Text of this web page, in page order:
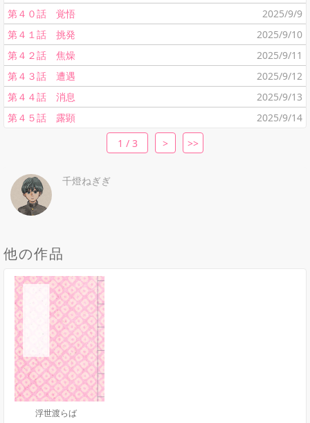
第４０話 覚悟
2025/9/9
第４１話 挑発
2025/9/10
第４２話 焦燥
2025/9/11
第４３話 遭遇
2025/9/12
第４４話 消息
2025/9/13
第４５話 露顕
2025/9/14
1 / 3
> >>
千燈ねぎぎ
他の作品
浮世渡らば